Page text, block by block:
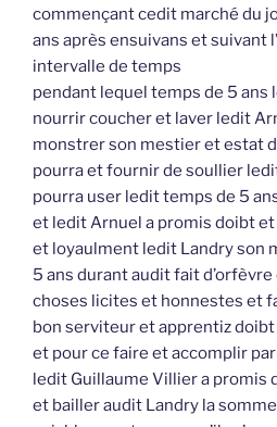
commençant cedit marché du
ans après ensuivans et suivant
intervalle de temps
pendant lequel temps de 5 ans
nourrir coucher et laver ledit
monstrer son mestier et estat
pourra et fournir de soullier
pourra user ledit temps de 5
et ledit Arnuel a promis doibt
et loyaulment ledit Landry son
5 ans durant audit fait
choses licites et honnestes et
bon serviteur et apprentiz
et pour ce faire et accomplir
ledit Guillaume Villier a promis
et bailler audit Landry la